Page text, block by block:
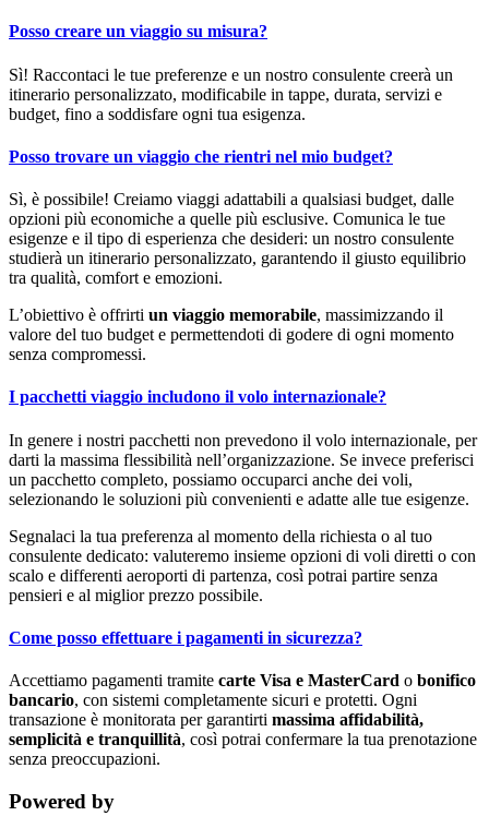
Posso creare un viaggio su misura?
Sì! Raccontaci le tue preferenze e un nostro consulente creerà un
itinerario personalizzato, modificabile in tappe, durata, servizi e
budget, fino a soddisfare ogni tua esigenza.
Posso trovare un viaggio che rientri nel mio budget?
Sì, è possibile! Creiamo viaggi adattabili a qualsiasi budget, dalle
opzioni più economiche a quelle più esclusive. Comunica le tue
esigenze e il tipo di esperienza che desideri: un nostro consulente
studierà un itinerario personalizzato, garantendo il giusto equilibrio
tra qualità, comfort e emozioni.
L’obiettivo è offrirti un viaggio memorabile, massimizzando il
valore del tuo budget e permettendoti di godere di ogni momento
senza compromessi.
I pacchetti viaggio includono il volo internazionale?
In genere i nostri pacchetti non prevedono il volo internazionale, per
darti la massima flessibilità nell’organizzazione. Se invece preferisci
un pacchetto completo, possiamo occuparci anche dei voli,
selezionando le soluzioni più convenienti e adatte alle tue esigenze.
Segnalaci la tua preferenza al momento della richiesta o al tuo
consulente dedicato: valuteremo insieme opzioni di voli diretti o con
scalo e differenti aeroporti di partenza, così potrai partire senza
pensieri e al miglior prezzo possibile.
Come posso effettuare i pagamenti in sicurezza?
Accettiamo pagamenti tramite carte Visa e MasterCard o bonifico
bancario, con sistemi completamente sicuri e protetti. Ogni
transazione è monitorata per garantirti massima affidabilità,
semplicità e tranquillità, così potrai confermare la tua prenotazione
senza preoccupazioni.
Powered by